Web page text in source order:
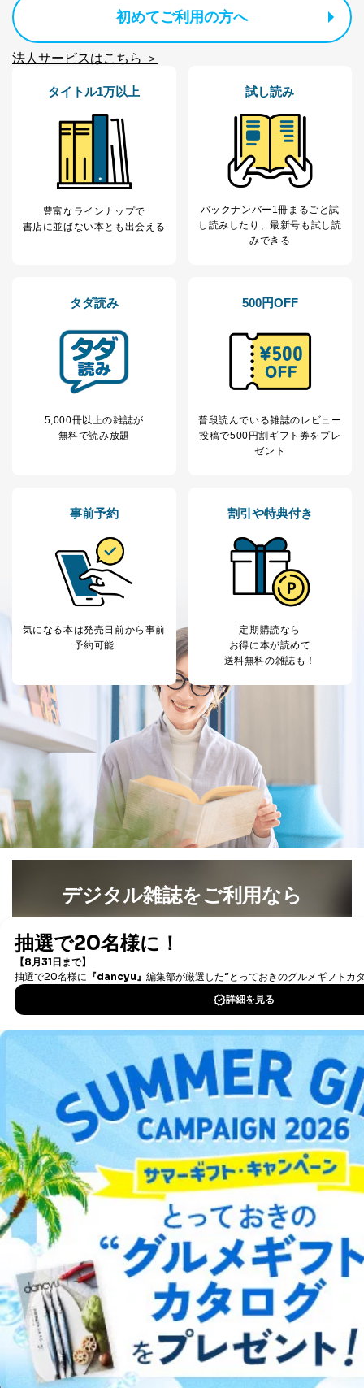
初めてご利用の方へ
法人サービスはこちら ＞
タイトル1万以上
豊富なラインナップで
書店に並ばない本とも出会える
試し読み
バックナンバー1冊まるごと試
し読み したり、最新号も試し読
みできる
タダ読み
5,000冊以上の雑誌が
無料で読み放題
500円OFF
普段読んでいる雑誌のレビュー
投稿で500円割ギフト券をプレ
ゼント
事前予約
気になる本は発売日前から事前
予約可能
割引や特典付き
定期購読なら
お得に本が読めて
送料無料の雑誌も！
デジタル雑誌をご利用なら
書籍）が無料で読み放題！
DOWNLOAD FOR IOS
DOWNLOAD FOR ANDROID
ご利用方法はこちら
総合案内
アフィリエイト 採用情報
プレスリリース お問い合わせ
利用規約プライバシーポリシー 特定商取引法に基づく表示
出版社の皆様へ
投資家の皆様へサイトマップ
©︎2002 FUJISAN MAGAZINE SERVICE CO., Ltd.